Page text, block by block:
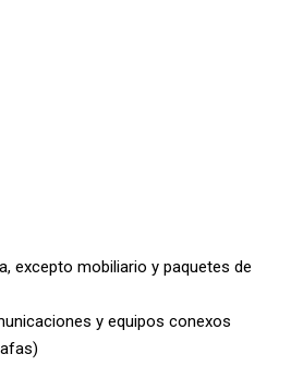
excepto mobiliario y paquetes de
y equipos conexos